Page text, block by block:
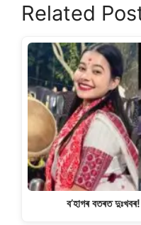
at
s
A
p
p
c
e
b
o
o
k
e
gr
a
m
Related
ব’হাগৰ বতৰত